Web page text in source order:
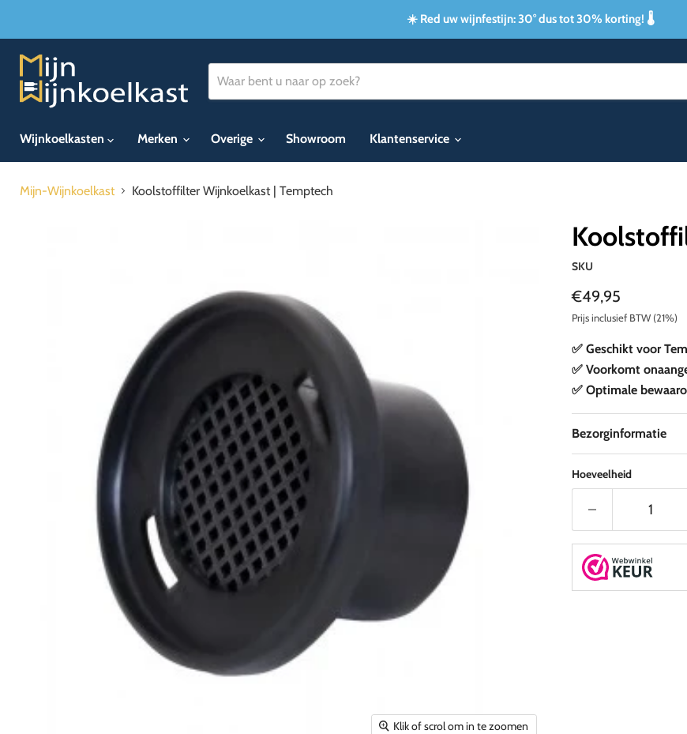
☀️ Red uw wijnfestijn: 30° dus tot 30% korting! 🌡️
Wijnkoelkasten
Merken Overige Showroom Klantenservice
Mijn-Wijnkoelkast Koolstoffilter Wijnkoelkast | Temptech
Klik of scrol om in te zoomen
SKU
Huidige prijs
€49,95
Prijs inclusief BTW (21%)
✅ Geschikt voor
✅ Voorkomt
✅ Optimale
Bezorginformatie
Hoeveelheid